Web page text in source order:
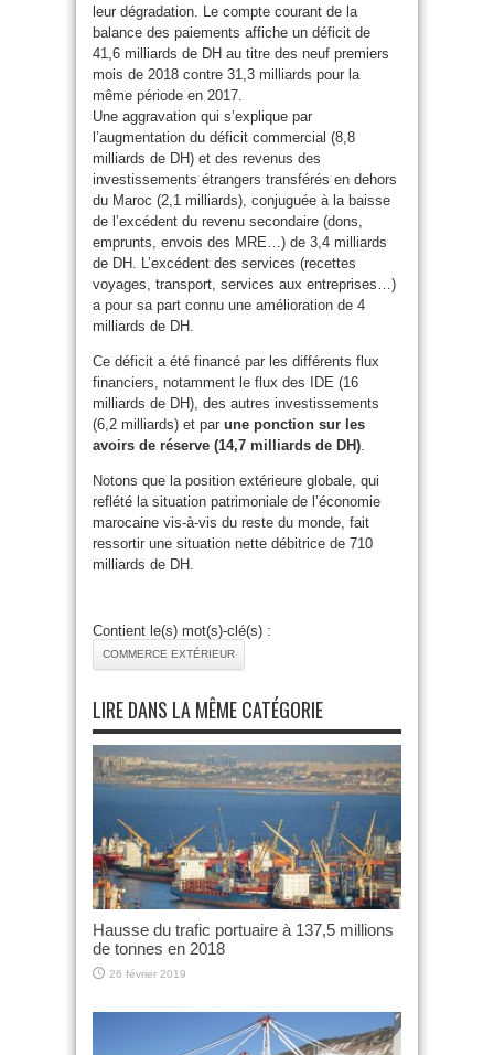
leur dégradation. Le compte courant de la
balance des paiements affiche un déficit de
41,6 milliards de DH au titre des neuf premiers
mois de 2018 contre 31,3 milliards pour la
même période en 2017.
Une aggravation qui s’explique par
l’augmentation du déficit commercial (8,8
milliards de DH) et des revenus des
investissements étrangers transférés en dehors
du Maroc (2,1 milliards), conjuguée à la baisse
de l’excédent du revenu secondaire (dons,
emprunts, envois des MRE…) de 3,4 milliards
de DH. L’excédent des services (recettes
voyages, transport, services aux entreprises…)
a pour sa part connu une amélioration de 4
milliards de DH.
Ce déficit a été financé par les différents flux
financiers, notamment le flux des IDE (16
milliards de DH), des autres investissements
(6,2 milliards) et par une ponction sur les
avoirs de réserve (14,7 milliards de DH)
Notons que la position extérieure globale, qui
reflété la situation patrimoniale de l’économie
marocaine vis-à-vis du reste du monde, fait
ressortir une situation nette débitrice de 710
milliards de DH.
Contient le(s) mot(s)-clé(s) :
COMMERCE EXTÉRIEUR
LIRE DANS LA MÊME CATÉGORIE
Hausse du trafic portuaire à 137,5 millions
de tonnes en 2018
26 février 2019